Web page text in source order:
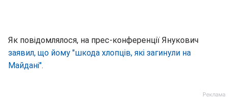
Як повідомлялося, на прес-конференції Янукович
заявил, що йому "шкода хлопців, які загинули на
Майдані".